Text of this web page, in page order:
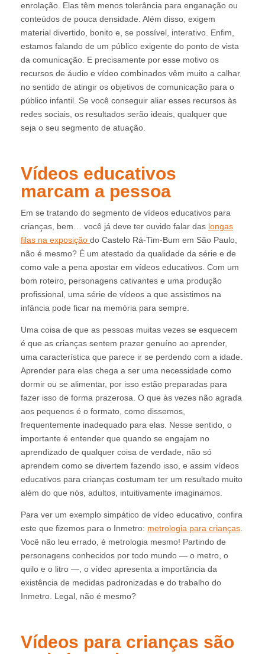
enrolação. Elas têm menos tolerância para enganação ou
conteúdos de pouca densidade. Além disso, exigem
material divertido, bonito e, se possível, interativo. Enfim,
estamos falando de um público exigente do ponto de vista
da comunicação. E precisamente por esse motivo os
recursos de áudio e vídeo combinados vêm muito a calhar
no sentido de atingir os objetivos de comunicação para o
público infantil. Se você conseguir aliar esses recursos às
redes sociais, os resultados serão ideais, qualquer que
seja o seu segmento de atuação.
Vídeos educativos
marcam a pessoa
Em se tratando do segmento de vídeos educativos para
crianças, bem… você já deve ter ouvido falar das longas
filas na exposição do Castelo Rá-Tim-Bum em São Paulo,
não é mesmo? É um atestado da qualidade da série e de
como vale a pena apostar em vídeos educativos. Com um
bom roteiro, personagens cativantes e uma produção
profissional, uma série de vídeos a que assistimos na
infância pode ficar na memória para sempre.
Uma coisa de que as pessoas muitas vezes se esquecem
é que as crianças sentem prazer genuíno ao aprender,
uma característica que parece ir se perdendo com a idade.
Aprender para elas chega a ser uma necessidade como
dormir ou se alimentar, por isso estão preparadas para
fazer isso de forma prazerosa. O que às vezes não agrada
aos pequenos é o formato, como dissemos,
frequentemente inadequado para elas. Nesse sentido, o
importante é entender que quando se engajam no
aprendizado de qualquer coisa de verdade, não só
aprendem como se divertem fazendo isso, e assim vídeos
educativos para crianças costumam ter um resultado muito
além do que nós, adultos, intuitivamente imaginamos.
Para ver um exemplo simpático de vídeo educativo, confira
este que fizemos para o Inmetro: metrologia para crianças
Você não leu errado, é metrologia mesmo! Partindo de
personagens conhecidos por todo mundo — o metro, o
quilo e o litro —, o vídeo apresenta a importância da
existência de medidas padronizadas e do trabalho do
Inmetro. Legal, não é mesmo?
Vídeos para crianças são